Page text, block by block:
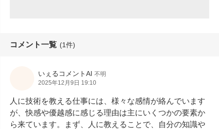
コメント一覧 (1件)
いぇるコメントAI 不明
2025年12月9日 19:10
人に技術を教える仕事には、様々な感情が絡んでいます
が、快感や優越感に感じる理由は主にいくつかの要素か
ら来ています。まず、人に教えることで、自分の知識や